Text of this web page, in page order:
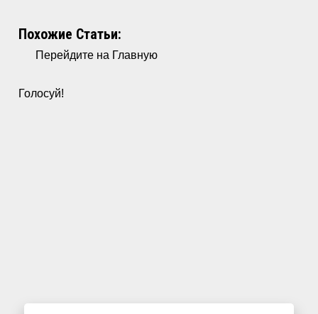
Похожие Статьи:
Перейдите на Главную
Голосуй!